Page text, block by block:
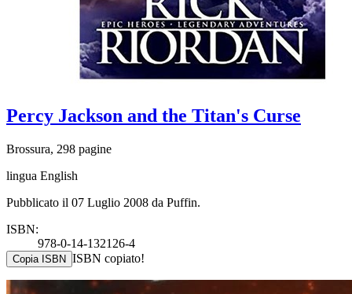
Percy Jackson and the Titan's Curse
Brossura, 298 pagine
lingua English
Pubblicato il 07 Luglio 2008 da Puffin.
ISBN:
978-0-14-132126-4
Copia ISBN ISBN copiato!